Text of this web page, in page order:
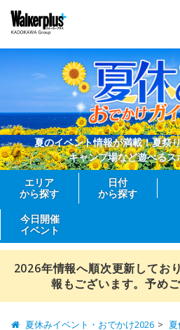
夏のイベント情報が満載！夏祭
キャンプ場など遊べる
エリア
から探す
日付
から探す
今日開催
イベント
2026年情報へ順次更新してお
報もございます。予め
夏休みイベント・おでかけ2026